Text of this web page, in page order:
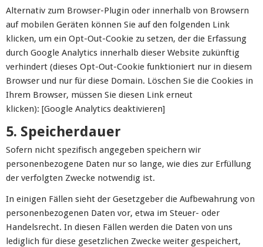
Alternativ zum Browser-Plugin oder innerhalb von Browsern
auf mobilen Geräten können Sie auf den folgenden Link
klicken, um ein Opt-Out-Cookie zu setzen, der die Erfassung
durch Google Analytics innerhalb dieser Website zukünftig
verhindert (dieses Opt-Out-Cookie funktioniert nur in diesem
Browser und nur für diese Domain. Löschen Sie die Cookies in
Ihrem Browser, müssen Sie diesen Link erneut
klicken): [Google Analytics deaktivieren]
5. Speicherdauer
Sofern nicht spezifisch angegeben speichern wir
personenbezogene Daten nur so lange, wie dies zur Erfüllung
der verfolgten Zwecke notwendig ist.
In einigen Fällen sieht der Gesetzgeber die Aufbewahrung von
personenbezogenen Daten vor, etwa im Steuer- oder
Handelsrecht. In diesen Fällen werden die Daten von uns
lediglich für diese gesetzlichen Zwecke weiter gespeichert,